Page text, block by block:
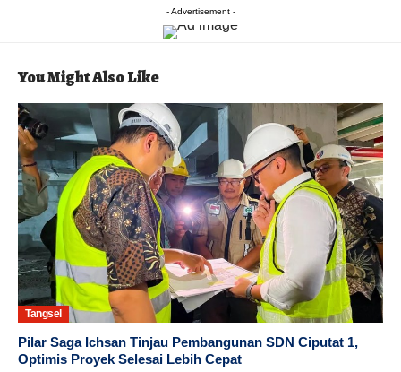
- Advertisement -
You Might Also Like
Tangsel
Pilar Saga Ichsan Tinjau Pembangunan SDN Ciputat 1,
Optimis Proyek Selesai Lebih Cepat